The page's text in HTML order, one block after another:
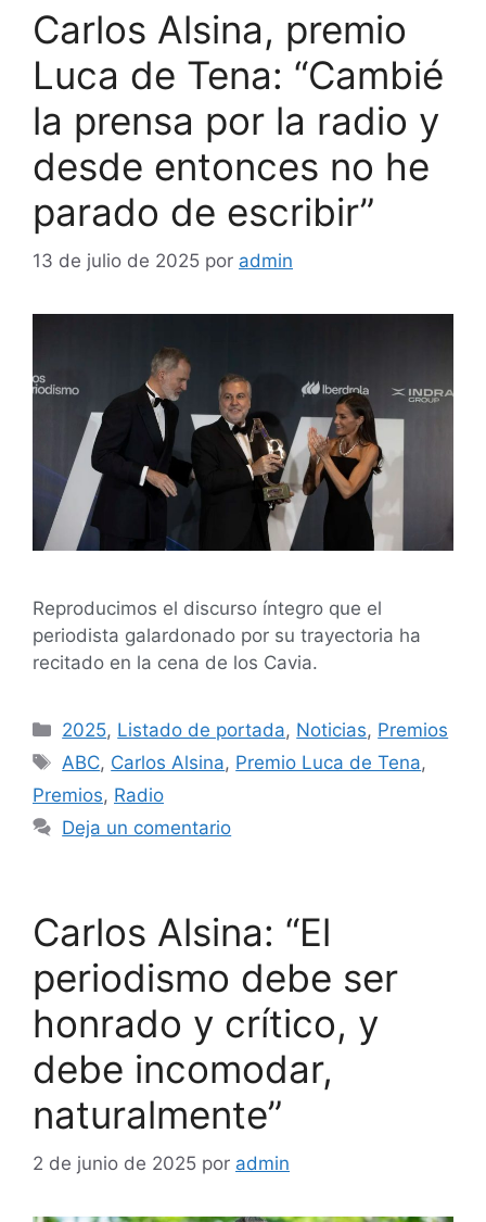
Carlos Alsina, premio
Luca de Tena: “Cambié
la prensa por la radio y
desde entonces no he
parado de escribir”
13 de julio de 2025 por admin
Reproducimos el discurso íntegro que el
periodista galardonado por su trayectoria ha
recitado en la cena de los Cavia.
2025, Listado de portada, Noticias, Premios
ABC, Carlos Alsina, Premio Luca de Tena,
Premios, Radio
Deja un comentario
Carlos Alsina: “El
periodismo debe ser
honrado y crítico, y
debe incomodar,
naturalmente”
2 de junio de 2025 por admin